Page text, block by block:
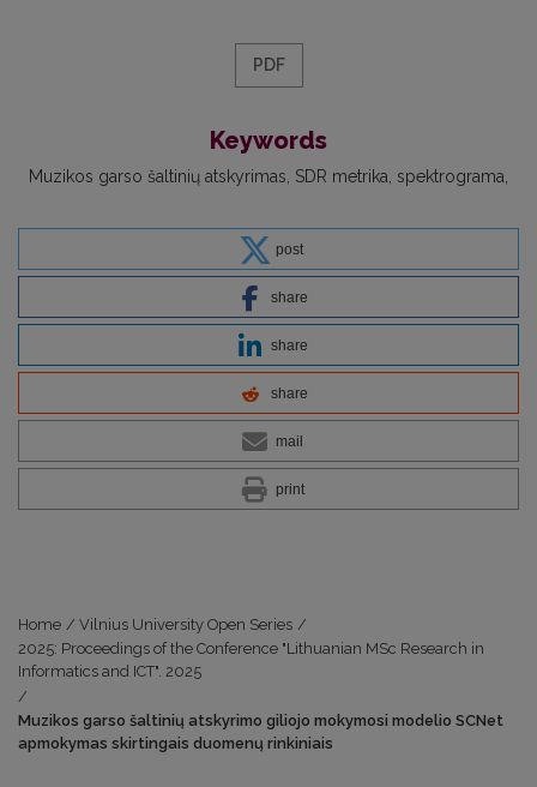
PDF
Keywords
Muzikos garso šaltinių atskyrimas SDR metrika spektrograma
post
share
share
share
mail
print
Home / Vilnius University Open Series /
2025: Proceedings of the Conference "Lithuanian MSc Research in
Informatics and ICT". 2025
/
Muzikos garso šaltinių atskyrimo giliojo mokymosi modelio SCNet
apmokymas skirtingais duomenų rinkiniais